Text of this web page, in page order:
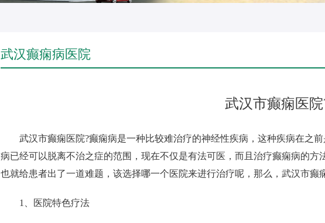
武汉癫痫病医院
武汉市癫痫医院
武汉市癫痫医院?癫痫病是一种比较难治疗的神经性疾病，这种疾病在之
病已经可以脱离不治之症的范围，现在不仅是有法可医，而且治疗癫痫病的
也就给患者出了一道难题，该选择哪一个医院来进行治疗呢，那么，武汉市癫
1、医院特色疗法